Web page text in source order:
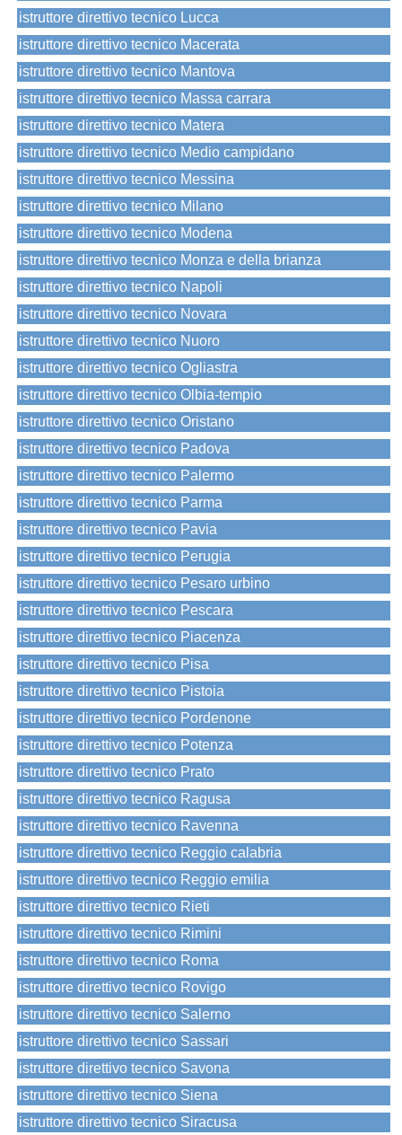
istruttore direttivo tecnico Lucca
istruttore direttivo tecnico Macerata
istruttore direttivo tecnico Mantova
istruttore direttivo tecnico Massa carrara
istruttore direttivo tecnico Matera
istruttore direttivo tecnico Medio campidano
istruttore direttivo tecnico Messina
istruttore direttivo tecnico Milano
istruttore direttivo tecnico Modena
istruttore direttivo tecnico Monza e della brianza
istruttore direttivo tecnico Napoli
istruttore direttivo tecnico Novara
istruttore direttivo tecnico Nuoro
istruttore direttivo tecnico Ogliastra
istruttore direttivo tecnico Olbia-tempio
istruttore direttivo tecnico Oristano
istruttore direttivo tecnico Padova
istruttore direttivo tecnico Palermo
istruttore direttivo tecnico Parma
istruttore direttivo tecnico Pavia
istruttore direttivo tecnico Perugia
istruttore direttivo tecnico Pesaro urbino
istruttore direttivo tecnico Pescara
istruttore direttivo tecnico Piacenza
istruttore direttivo tecnico Pisa
istruttore direttivo tecnico Pistoia
istruttore direttivo tecnico Pordenone
istruttore direttivo tecnico Potenza
istruttore direttivo tecnico Prato
istruttore direttivo tecnico Ragusa
istruttore direttivo tecnico Ravenna
istruttore direttivo tecnico Reggio calabria
istruttore direttivo tecnico Reggio emilia
istruttore direttivo tecnico Rieti
istruttore direttivo tecnico Rimini
istruttore direttivo tecnico Roma
istruttore direttivo tecnico Rovigo
istruttore direttivo tecnico Salerno
istruttore direttivo tecnico Sassari
istruttore direttivo tecnico Savona
istruttore direttivo tecnico Siena
istruttore direttivo tecnico Siracusa